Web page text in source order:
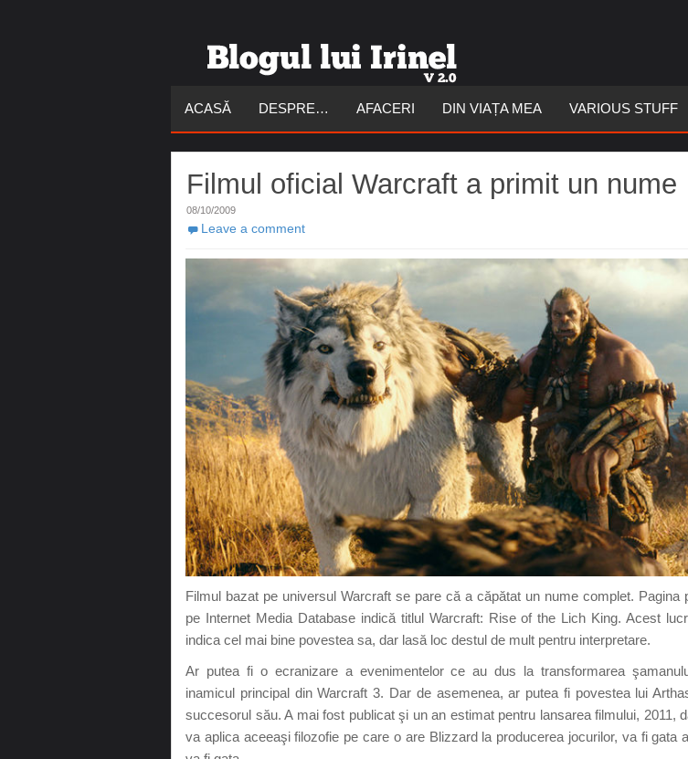
ACASĂ DESPRE… AFACERI DIN VIAȚA MEA VARIOUS STUFF
Filmul oficial Warcraft a primit un nume
08/10/2009
Leave a comment
Filmul bazat pe universul Warcraft se pare că a căpătat un nume complet. Pagina
pe Internet Media Database indică titlul Warcraft: Rise of the Lich King. Acest
indica cel mai bine povestea sa, dar lasă loc destul de mult pentru interpretare.
Ar putea fi o ecranizare a evenimentelor ce au dus la transformarea
inamicul principal din Warcraft 3. Dar de asemenea, ar putea fi povestea lui
succesorul său. A mai fost publicat şi un an estimat pentru lansarea filmului, 2011,
va aplica aceeaşi filozofie pe care o are Blizzard la producerea jocurilor, va fi gata